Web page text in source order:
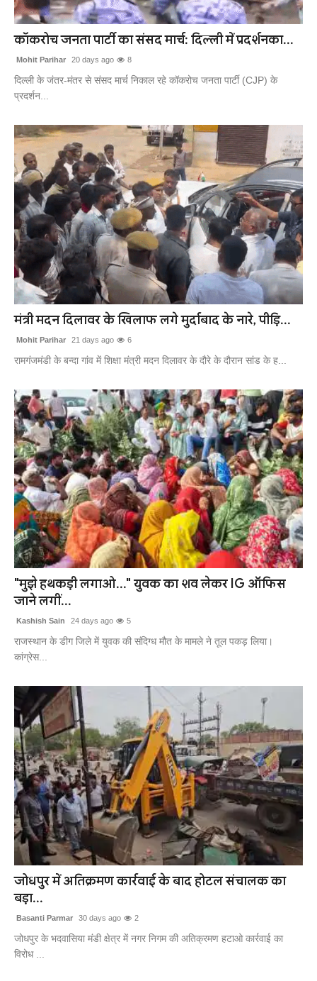
कॉकरोच जनता पार्टी का संसद मार्च: दिल्ली में प्रदर्शनका...
Mohit Parihar 20 days ago 8
दिल्ली के जंतर-मंतर से संसद मार्च निकाल रहे कॉकरोच जनता पार्टी (CJP) के
प्रदर्शन...
मंत्री मदन दिलावर के खिलाफ लगे मुर्दाबाद के नारे, पीड़ि...
Mohit Parihar 21 days ago 6
रामगंजमंडी के बन्दा गांव में शिक्षा मंत्री मदन दिलावर के दौरे के दौरान सांड के ह...
"मुझे हथकड़ी लगाओ..." युवक का शव लेकर IG ऑफिस
जाने लगीं...
Kashish Sain 24 days ago 5
राजस्थान के डीग जिले में युवक की संदिग्ध मौत के मामले ने तूल पकड़ लिया।
कांग्रेस...
जोधपुर में अतिक्रमण कार्रवाई के बाद होटल संचालक का
बड़ा...
Basanti Parmar 30 days ago 2
जोधपुर के भदवासिया मंडी क्षेत्र में नगर निगम की अतिक्रमण हटाओ कार्रवाई का
विरोध ...